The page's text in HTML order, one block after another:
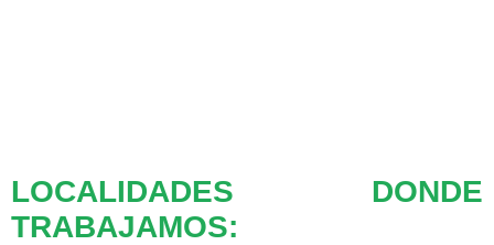
LOCALIDADES DONDE
TRABAJAMOS: